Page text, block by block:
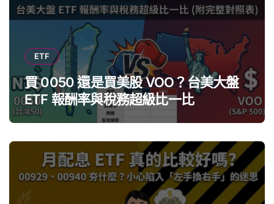
ETF
買 0050 還是買美股 VOO？台美大盤
ETF 報酬率與稅務超級比一比